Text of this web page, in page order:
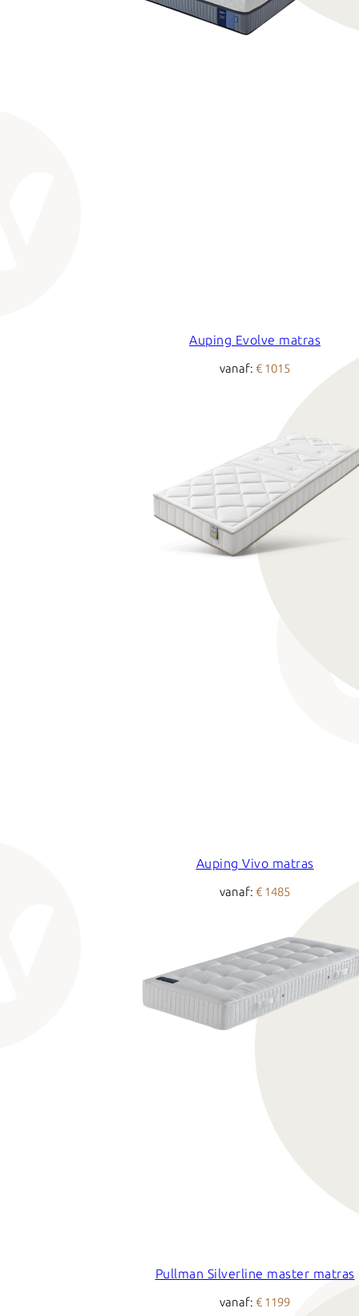
Auping Evolve matras
vanaf: € 1015
Auping Vivo matras
vanaf: € 1485
Pullman Silverline master matras
vanaf: € 1199